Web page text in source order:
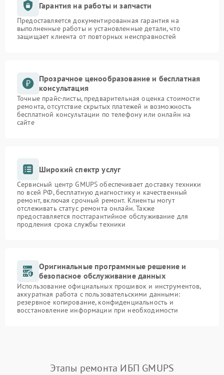
Гарантия на работы и запчасти
Предоставляется документированная гарантия на
выполненные работы и установленные детали, что
защищает клиента от повторных неисправностей
Прозрачное ценообразование и бесплатная
консультация
Точные прайс-листы, предварительная оценка стоимости
ремонта, отсутствие скрытых платежей и возможность
бесплатной консультации по телефону или онлайн на
сайте
Широкий спектр услуг
Сервисный центр GMUPS обеспечивает доставку техники
по всей РФ, бесплатную диагностику и качественный
ремонт, включая срочный ремонт. Клиенты могут
отслеживать статус ремонта онлайн. Также
предоставляется постгарантийное обслуживание для
продления срока службы техники
Оригинальные программные решение и
безопасное обслуживание данных
Использование официальных прошивок и инструментов,
аккуратная работа с пользовательскими данными:
резервное копирование, конфиденциальность и
восстановление информации при необходимости
Этапы ремонта ИБП GMUPS